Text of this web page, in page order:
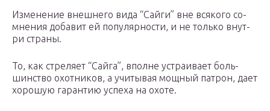
Из­ме­не­ние внеш­не­го ви­да “Сай­ги” вне вся­ко­го со­
мне­ния до­ба­вит ей по­пу­ляр­но­с­ти, и не толь­ко вну­т­
ри стра­ны.
То, как стре­ля­ет “Сай­га”, впол­не ус­т­ра­и­ва­ет боль­
шин­ст­во охот­ни­ков, а учи­ты­вая мощ­ный па­трон, да­ет
хо­ро­шую га­ран­тию ус­пе­ха на охо­те.